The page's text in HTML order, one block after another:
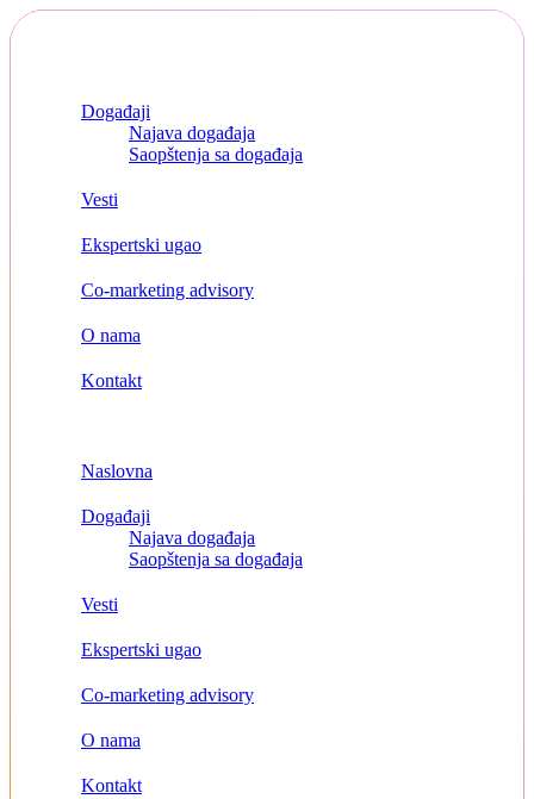
Skip
to
Događaji
Najava događaja
Saopštenja sa događaja
Vesti
Ekspertski ugao
Co-marketing advisory
O nama
Kontakt
Naslovna
Događaji
Najava događaja
Saopštenja sa događaja
Vesti
Ekspertski ugao
Co-marketing advisory
O nama
Kontakt